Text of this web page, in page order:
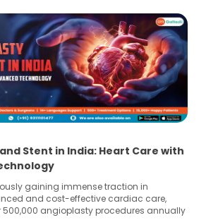
Stent in India: Heart Care with
gaining immense traction in
and cost-effective cardiac care,
500,000 angioplasty procedures annually